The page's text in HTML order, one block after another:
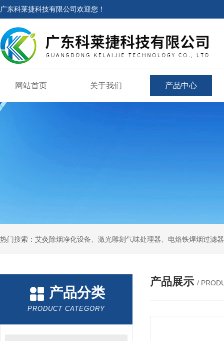
广东科莱捷科技有限公司欢迎您！
网站首页 关于我们 产品中心
产品分类
PRODUCT CATEGORY
产品展示 /